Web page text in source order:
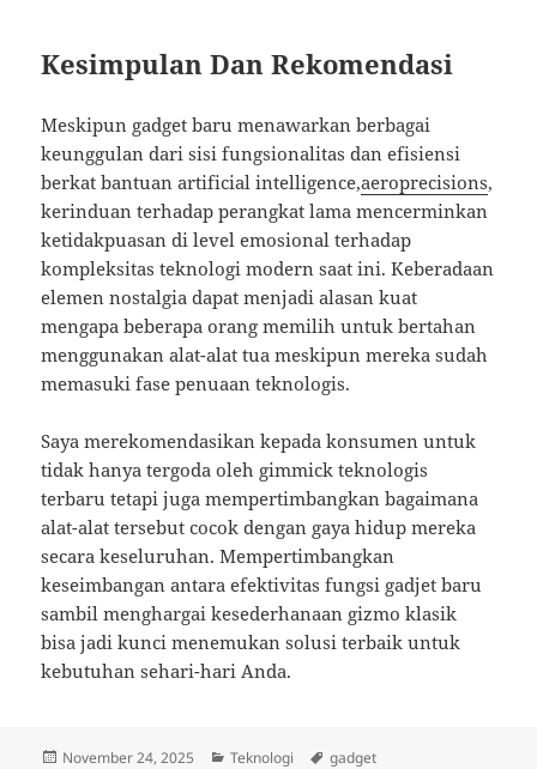
Kesimpulan Dan Rekomendasi
Meskipun gadget baru menawarkan berbagai
keunggulan dari sisi fungsionalitas dan efisiensi
berkat bantuan artificial intelligence,aeroprecisions,
kerinduan terhadap perangkat lama mencerminkan
ketidakpuasan di level emosional terhadap
kompleksitas teknologi modern saat ini. Keberadaan
elemen nostalgia dapat menjadi alasan kuat
mengapa beberapa orang memilih untuk bertahan
menggunakan alat-alat tua meskipun mereka sudah
memasuki fase penuaan teknologis.
Saya merekomendasikan kepada konsumen untuk
tidak hanya tergoda oleh gimmick teknologis
terbaru tetapi juga mempertimbangkan bagaimana
alat-alat tersebut cocok dengan gaya hidup mereka
secara keseluruhan. Mempertimbangkan
keseimbangan antara efektivitas fungsi gadjet baru
sambil menghargai kesederhanaan gizmo klasik
bisa jadi kunci menemukan solusi terbaik untuk
kebutuhan sehari-hari Anda.
Posted
November 24, 2025 Categories
Teknologi Tags
gadget